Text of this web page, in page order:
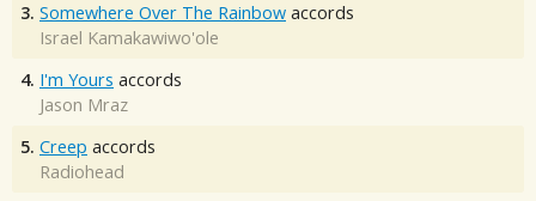
3. Somewhere Over The Rainbow accords
Israel Kamakawiwo'ole
4. I'm Yours accords
Jason Mraz
5. Creep accords
Radiohead